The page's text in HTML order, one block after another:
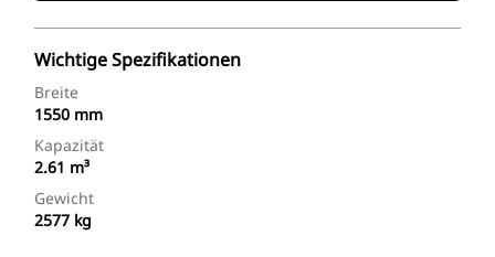
Wichtige Spezifikationen
Breite
1550 mm
Kapazität
2.61 m³
Gewicht
2577 kg